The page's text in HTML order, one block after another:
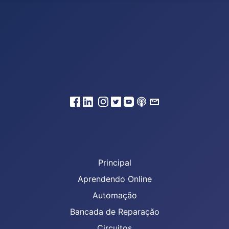
Principal
Aprendendo Online
Automação
Bancada de Reparação